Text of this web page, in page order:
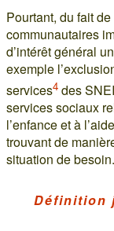
Pourtant, du fait
communautaires
d’intérêt général
exemple
services4 des
services sociaux
l’enfance et à
trouvant de
situation de besoin.
Définition